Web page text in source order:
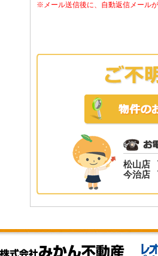
※メール送信後に、自動返信メール
松山店
今治店